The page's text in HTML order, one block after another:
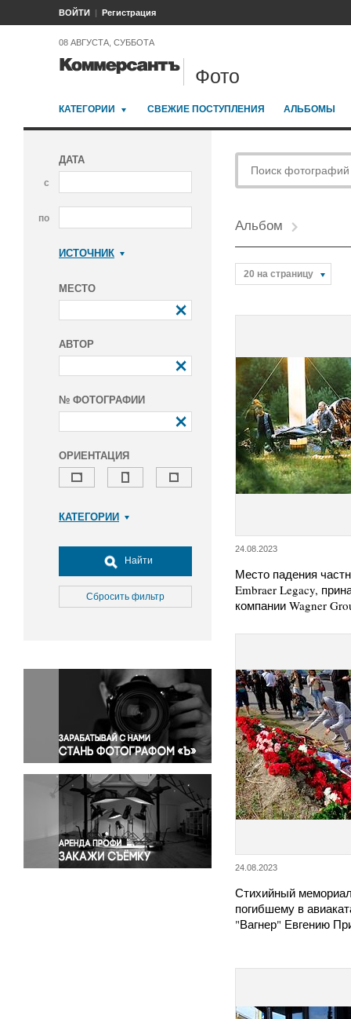
ВОЙТИ Регистрация
08 АВГУСТА, СУББОТА
Фото
КАТЕГОРИИ СВЕЖИЕ ПОСТУПЛЕНИЯ АЛЬБОМЫ
ДАТА
с
по
ИСТОЧНИК
МЕСТО
АВТОР
№ ФОТОГРАФИИ
ОРИЕНТАЦИЯ
КАТЕГОРИИ
Досуг, туризм и отдых
Культура
Медицина
Окружающая среда
Политика
Правосудие
Происшествия и конфликты
Религия
Светская жизнь
Спорт
Экология
Экономика и бизнес
Найти
Сбросить фильтр
Альбом
20 на страницу
24.08.2023
Место падения
Embraer Legacy,
компании Wagner
24.08.2023
Стихийный
погибшему в
"Вагнер" Евгению